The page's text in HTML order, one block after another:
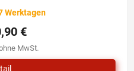
Werktagen
MwSt.
€